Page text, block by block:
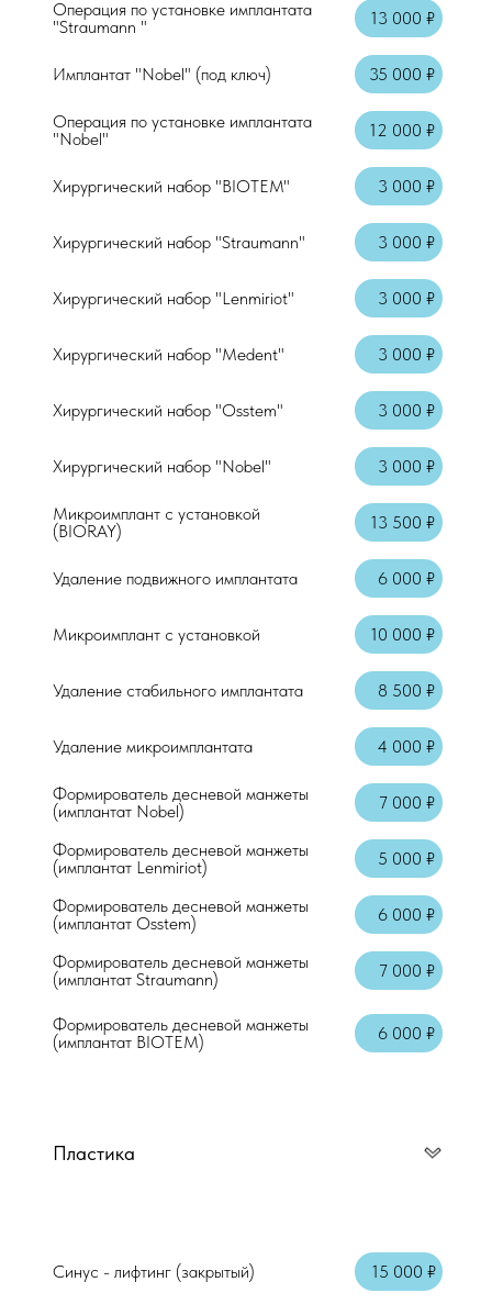
Консультация врача стоматолога-
Осмотр + справка
Аппликационная анестезия
Местная анестезия "Артикаин"
12 000 ₽
Операция по установке имплантата
"Nobel"
3 000 ₽
Хирургический набор "BIOTEM"
35 000 ₽
Имплантат "Nobel" (под ключ)
13 000 ₽
Операция по установке имплантата
"Straumann "
13 500 ₽
Микроимплант с установкой
(BIORAY)
3 000 ₽
Хирургический набор "Straumann"
3 000 ₽
Хирургический набор "Medent"
3 000 ₽
Хирургический набор "Osstem"
7 000 ₽
Формирователь десневой манжеты
(имплантат Nobel)
3 000 ₽
Хирургический набор "Nobel"
4 000 ₽
Удаление микроимплантата
5 000 ₽
Формирователь десневой манжеты
(имплантат Lenmiriot)
3 000 ₽
Хирургический набор "Lenmiriot"
6 000 ₽
Формирователь десневой манжеты
(имплантат BIOTEM)
8 500 ₽
Удаление стабильного имплантата
6 000 ₽
Удаление подвижного имплантата
10 000 ₽
Микроимплант с установкой
6 000 ₽
Формирователь десневой манжеты
(имплантат Osstem)
7 000 ₽
Формирователь десневой манжеты
(имплантат Straumann)
Пластика
15 000 ₽
Синус - лифтинг (закрытый)